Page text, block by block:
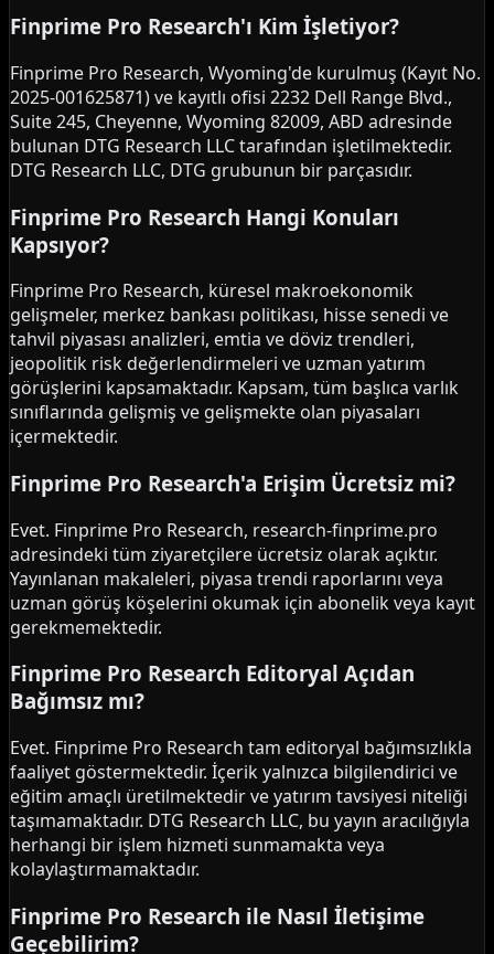
Finprime Pro Research'ı Kim İşletiyor?
Finprime Pro Research, Wyoming'de kurulmuş (Kayıt No.
2025-001625871) ve kayıtlı ofisi 2232 Dell Range Blvd.,
Suite 245, Cheyenne, Wyoming 82009, ABD adresinde
bulunan DTG Research LLC tarafından işletilmektedir.
DTG Research LLC, DTG grubunun bir parçasıdır.
Finprime Pro Research Hangi Konuları
Kapsıyor?
Finprime Pro Research, küresel makroekonomik
gelişmeler, merkez bankası politikası, hisse senedi ve
tahvil piyasası analizleri, emtia ve döviz trendleri,
jeopolitik risk değerlendirmeleri ve uzman yatırım
görüşlerini kapsamaktadır. Kapsam, tüm başlıca varlık
sınıflarında gelişmiş ve gelişmekte olan piyasaları
içermektedir.
Finprime Pro Research'a Erişim Ücretsiz mi?
Evet. Finprime Pro Research, research-finprime.pro
adresindeki tüm ziyaretçilere ücretsiz olarak açıktır.
Yayınlanan makaleleri, piyasa trendi raporlarını veya
uzman görüş köşelerini okumak için abonelik veya kayıt
gerekmemektedir.
Finprime Pro Research Editoryal Açıdan
Bağımsız mı?
Evet. Finprime Pro Research tam editoryal bağımsızlıkla
faaliyet göstermektedir. İçerik yalnızca bilgilendirici ve
eğitim amaçlı üretilmektedir ve yatırım tavsiyesi niteliği
taşımamaktadır. DTG Research LLC, bu yayın aracılığıyla
herhangi bir işlem hizmeti sunmamakta veya
kolaylaştırmamaktadır.
Finprime Pro Research ile Nasıl İletişime
Geçebilirim?